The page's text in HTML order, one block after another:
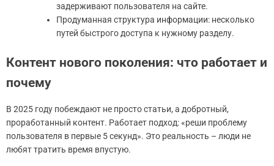
задерживают пользователя на сайте.
Продуманная структура информации: несколько
путей быстрого доступа к нужному разделу.
Контент нового поколения: что работает и
почему
В 2025 году побеждают не просто статьи, а добротный,
проработанный контент. Работает подход: «реши проблему
пользователя в первые 5 секунд». Это реальность – люди не
любят тратить время впустую.